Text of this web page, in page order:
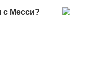
с Месси?